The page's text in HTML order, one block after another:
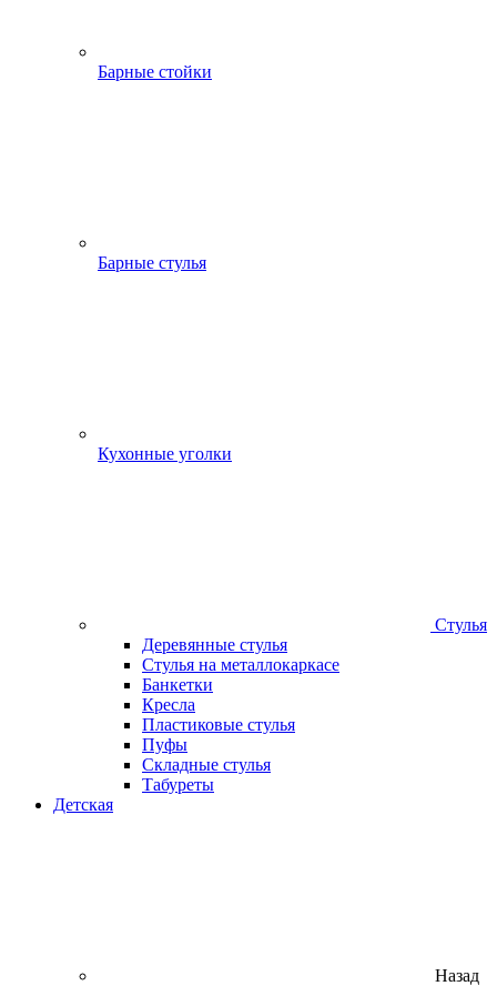
Барные стойки
Барные стулья
Кухонные уголки
Стулья
Деревянные стулья
Стулья на металлокаркасе
Банкетки
Кресла
Пластиковые стулья
Пуфы
Складные стулья
Табуреты
Детская
Назад